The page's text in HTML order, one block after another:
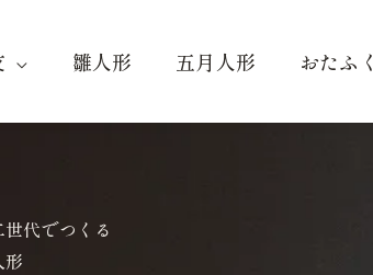
雛人形 五月人形 おたふく
代でつくる